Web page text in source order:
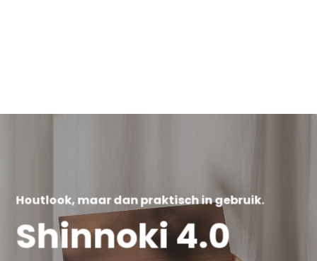
Houtlook, maar dan praktisch in gebruik.
Shinnoki 4.0